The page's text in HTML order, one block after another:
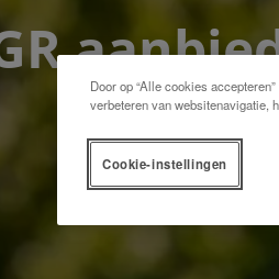
Door op “Alle cookies
verbeteren van websitenavigatie,
Cookie-instellingen